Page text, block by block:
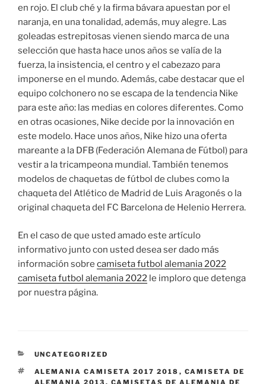
en rojo. El club ché y la firma bávara apuestan por el
naranja, en una tonalidad, además, muy alegre. Las
goleadas estrepitosas vienen siendo marca de una
selección que hasta hace unos años se valía de la
fuerza, la insistencia, el centro y el cabezazo para
imponerse en el mundo. Además, cabe destacar que el
equipo colchonero no se escapa de la tendencia Nike
para este año: las medias en colores diferentes. Como
en otras ocasiones, Nike decide por la innovación en
este modelo. Hace unos años, Nike hizo una oferta
mareante a la DFB (Federación Alemana de Fútbol) para
vestir a la tricampeona mundial. También tenemos
modelos de chaquetas de fútbol de clubes como la
chaqueta del Atlético de Madrid de Luis Aragonés o la
original chaqueta del FC Barcelona de Helenio Herrera.
En el caso de que usted amado este artículo
informativo junto con usted desea ser dado más
información sobre camiseta futbol alemania 2022
camiseta futbol alemania 2022 le imploro que detenga
por nuestra página.
CATEGORÍAS
UNCATEGORIZED
ETIQUETAS
ALEMANIA CAMISETA 2017 2018 , CAMISETA DE